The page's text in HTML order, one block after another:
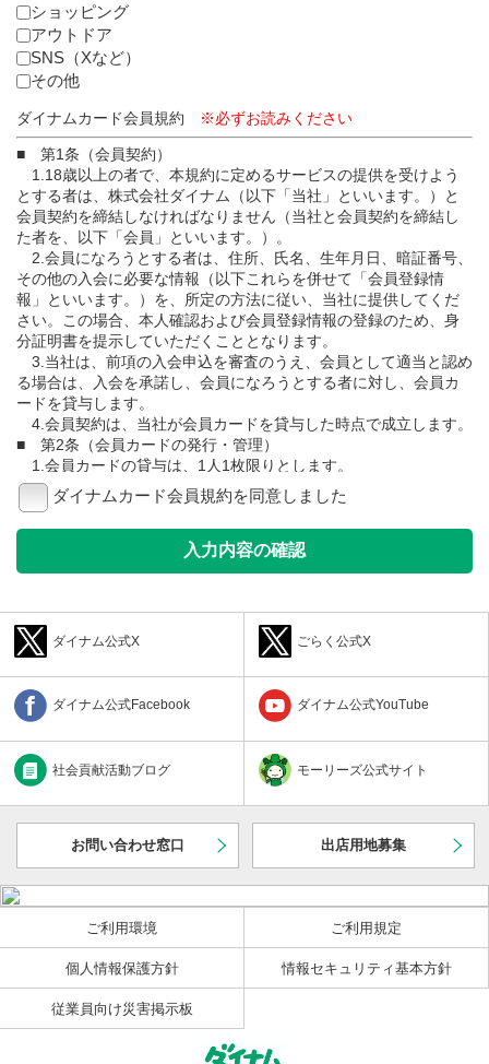
ショッピング
アウトドア
SNS（Xなど）
その他
ダイナムカード会員規約 ※必ずお読みください
■ 第1条（会員契約）
1.18歳以上の者で、本規約に定めるサービスの提供を受けよう
とする者は、株式会社ダイナム（以下「当社」といいます。）と
会員契約を締結しなければなりません（当社と会員契約を締結し
た者を、以下「会員」といいます。）。
2.会員になろうとする者は、住所、氏名、生年月日、暗証番号、
その他の入会に必要な情報（以下これらを併せて「会員登録情
報」といいます。）を、所定の方法に従い、当社に提供してくだ
さい。この場合、本人確認および会員登録情報の登録のため、身
分証明書を提示していただくこととなります。
3.当社は、前項の入会申込を審査のうえ、会員として適当と認め
る場合は、入会を承諾し、会員になろうとする者に対し、会員カ
ードを貸与します。
4.会員契約は、当社が会員カードを貸与した時点で成立します。
■ 第2条（会員カードの発行・管理）
1.会員カードの貸与は、1人1枚限りとします。
2.会員カードの所有権は当社に属し、会員は、善良なる管理者の
注意義務をもって、会員カードを利用、管理しなければなりませ
ん。
3.会員カードは、会員本人のみが使用することができるものと
し、他人への貸与、譲渡または担保提供等、一切の処分をするこ
4.前項に違反し、会員カードが第三者に使用されたことにより生
じた損害については、会員がその責任を負うものとします。
■ 第3条（暗証番号）
暗証番号が第三者に知られたことにより生じた損害について
は、会員がその責任を負うものとします。
■ 第4条（入金等）
挿入したうえ、金銭を投入することによって、当社の管理するコ
ンピュータ（以下「コンピュータ」といいます。）に、会員が遊
こと（以下「入金」といいます。）ができます。ただし、コンピ
2.会員は、入金された会員カードを遊技機側部のカードリーダー
ユニットに挿入することによって、入金をした遊技場において、
員が遊技球等の貸与を受けることのできる金額（以下「コンピュ
ータの残額」といいます。）は、入金された金額からすでに貸与
を受けた遊技球等に相当する遊技料金に消費税額および地方消費
税額を加算した額に応じて減少します。
ダイナムカード会員規約を同意しました
ダイナム公式X ごらく公式X
ダイナム公式Facebook ダイナム公式YouTube
社会貢献活動ブログ モーリーズ公式サイト
お問い合わせ窓口 出店用地募集
ご利用環境 ご利用規定
個人情報保護方針 情報セキュリティ基本方針
従業員向け災害掲示板